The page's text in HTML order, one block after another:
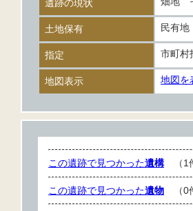
遺跡の現状
土地保有 民有地
指定 市町村
地図表示 地図を
この遺跡で見つかった遺構（1
この遺跡で見つかった遺物 （0